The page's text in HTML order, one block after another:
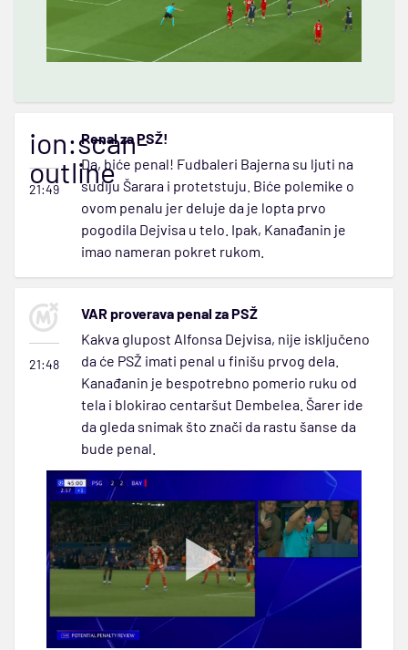
ion:scan-
outline
21:49
Penal za PSŽ!
Da, biće penal! Fudbaleri Bajerna su ljuti na
sudiju Šarara i protetstuju. Biće polemike o
ovom penalu jer deluje da je lopta prvo
pogodila Dejvisa u telo. Ipak, Kanađanin je
imao nameran pokret rukom.
21:48
VAR proverava penal za PSŽ
Kakva glupost Alfonsa Dejvisa, nije isključeno
da će PSŽ imati penal u finišu prvog dela.
Kanađanin je bespotrebno pomerio ruku od
tela i blokirao centaršut Dembelea. Šarer ide
da gleda snimak što znači da rastu šanse da
bude penal.